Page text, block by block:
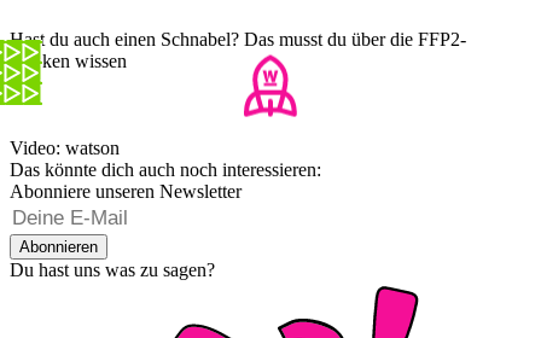
Hast du auch einen Schnabel? Das musst du über die FFP2-
Masken wissen
Video: watson
Das könnte dich auch noch interessieren:
Abonniere unseren Newsletter
Abonnieren
Du hast uns was zu sagen?